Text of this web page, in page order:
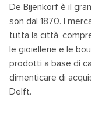
De Bijenkorf è il
son dal 1870. I
tutta la città,
le gioiellerie e le
prodotti a base di
dimenticare di
Delft.